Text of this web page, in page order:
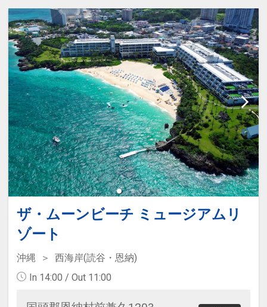
す※要事前予約
・お子様用ルームウェア、スリッパ
をご用意いたします
ザ・ムーンビーチ ミュージアムリ
ゾート
沖縄
西海岸(読谷・恩納)
In 14:00 / Out 11:00